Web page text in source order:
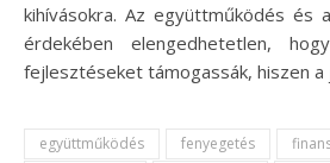
kihívásokra. Az együttműködés és
érdekében elengedhetetlen,
fejlesztéseket támogassák, hiszen a
együttműködés fenyegetés